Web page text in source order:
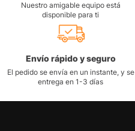
Nuestro amigable equipo está
disponible para ti
Envío rápido y seguro
El pedido se envía en un instante, y se
entrega en 1-3 días